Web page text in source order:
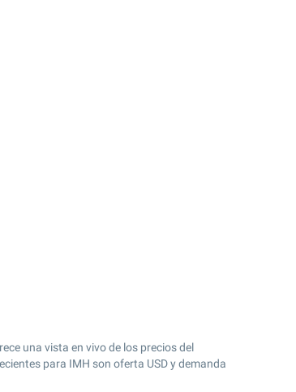
una vista en vivo de los precios del
para IMH son oferta USD y demanda